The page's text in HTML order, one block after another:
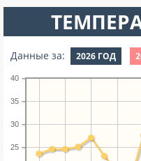
Данные за: 2026 ГОД
25
30
35
40